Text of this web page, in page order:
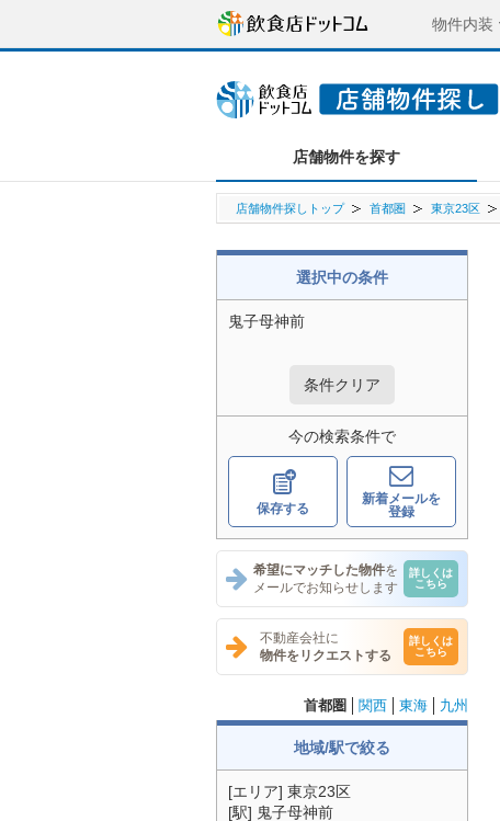
物件内装
店舗物件を探す
店舗物件探しトップ 首都圏 東京23区
選択中の条件
鬼子母神前
条件クリア
今の検索条件で
保存する
新着メールを
登録
希望にマッチした物件を
メールでお知らせします
詳しくは
こちら
不動産会社に
物件をリクエストする
詳しくは
こちら
首都圏 関西 東海 九州
地域/駅で絞る
[エリア] 東京23区
[駅] 鬼子母神前